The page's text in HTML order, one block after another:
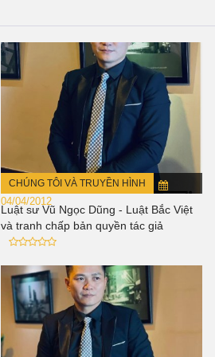
CHÚNG TÔI VÀ TRUYỀN HÌNH
04/04/2012
Luật sư Vũ Ngọc Dũng - Luật Bắc Việt
và tranh chấp bản quyền tác giả